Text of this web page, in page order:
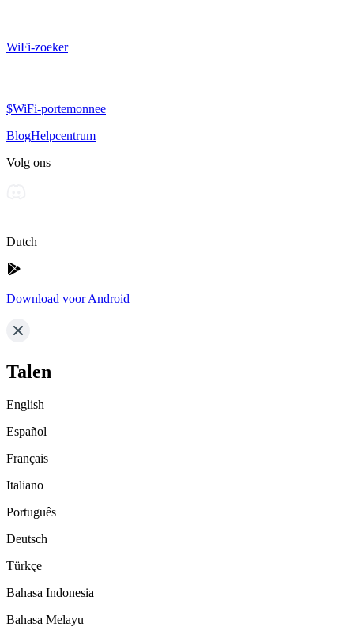
WiFi-zoeker
$WiFi-portemonnee
BlogHelpcentrum
Volg ons
Dutch
Download voor Android
Talen
English
Español
Français
Italiano
Português
Deutsch
Türkçe
Bahasa Indonesia
Bahasa Melayu